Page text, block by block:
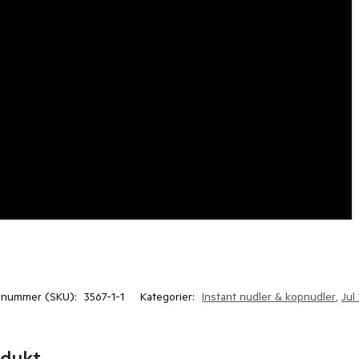
(SKU): 3567-1-1 Kategorier: Instant nudler & kopnudler, Jul